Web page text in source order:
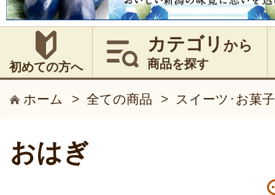
初めての方へ
カテゴリ から
商品を探す
ホーム > 全ての商品 > スイーツ･お菓子
おはぎ